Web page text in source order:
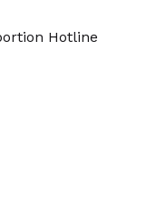
Hotline